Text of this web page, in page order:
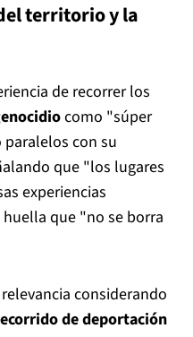
territorio y la
de recorrer los
como "súper
con su
que "los lugares
experiencias
que "no se borra
considerando
de deportación